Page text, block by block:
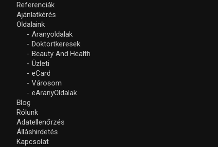
Referenciák
Ajánlatkérés
Oldalaink
Aranyoldalak
Doktortkeresek
Beauty And Health
Üzleti
eCard
Városom
eAranyOldalak
Blog
Rólunk
Adatellenőrzés
Álláshirdetés
Kapcsolat